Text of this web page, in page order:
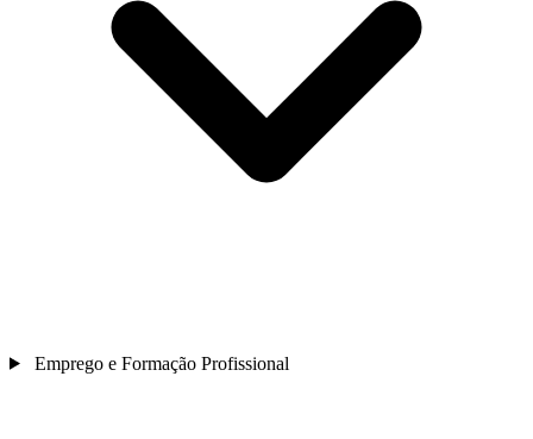
Emprego e Formação Profissional